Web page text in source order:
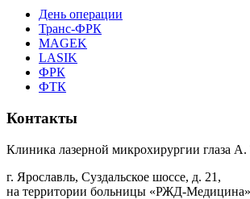
День операции
Транс-ФРК
MAGEK
LASIK
ФРК
ФТК
Контакты
Клиника лазерной микрохирургии глаза А.
г. Ярославль, Суздальское шоссе, д. 21,
на территории больницы «РЖД-Медицина»